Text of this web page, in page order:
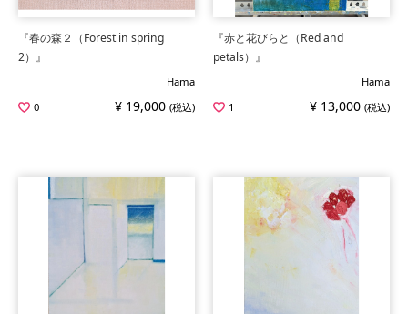
『春の森２（Forest in spring
2）』
Hama
0
¥ 19,000 (税込)
『赤と花びらと（Red and
petals）』
Hama
1
¥ 13,000 (税込)